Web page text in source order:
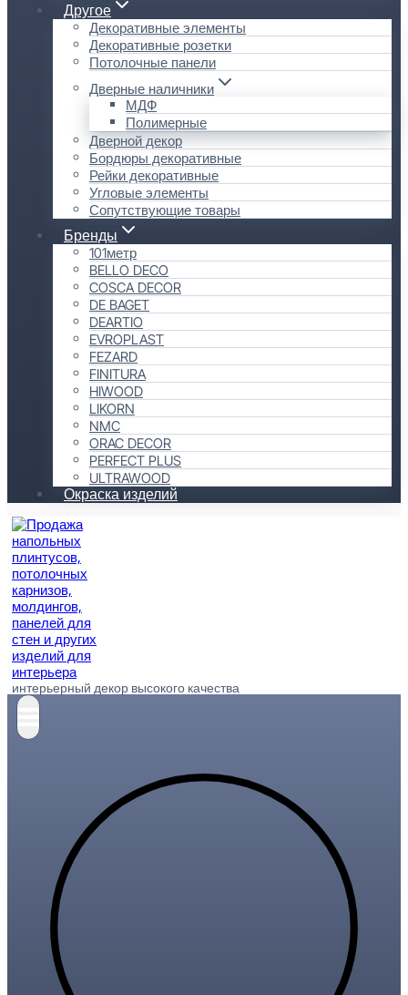
Другое
Декоративные элементы
Декоративные розетки
Потолочные панели
Дверные наличники
МДФ
Полимерные
Дверной декор
Бордюры декоративные
Рейки декоративные
Угловые элементы
Сопутствующие товары
Бренды
101метр
BELLO DECO
COSCA DECOR
DE BAGET
DEARTIO
EVROPLAST
FEZARD
FINITURA
HIWOOD
LIKORN
NMC
ORAC DECOR
PERFECT PLUS
ULTRAWOOD
Окраска изделий
интерьерный декор высокого качества